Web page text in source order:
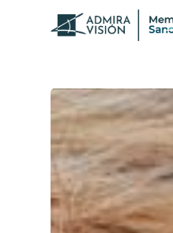
Hit enter to search